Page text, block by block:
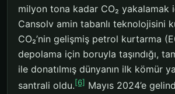
milyon tona kadar CO₂ yakalamak
Cansolv amin tabanlı teknolojisini
CO₂’nin gelişmiş petrol kurtarma
depolama için boruyla taşındığı,
ile donatılmış dünyanın ilk kömür
santrali oldu.[6] Mayıs 2024’e